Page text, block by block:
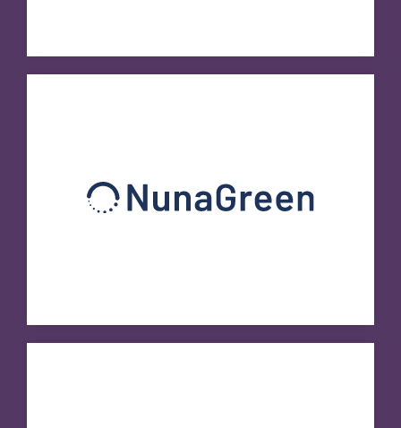
Peqqinnissaq Pillugu Kattuffiit